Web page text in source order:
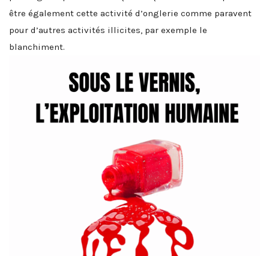
être également cette activité d’onglerie comme paravent
pour d’autres activités illicites, par exemple le
blanchiment.